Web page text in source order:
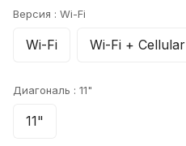
Версия : Wi-Fi
Wi-Fi Wi-Fi + Cellular
Диагональ : 11"
11"